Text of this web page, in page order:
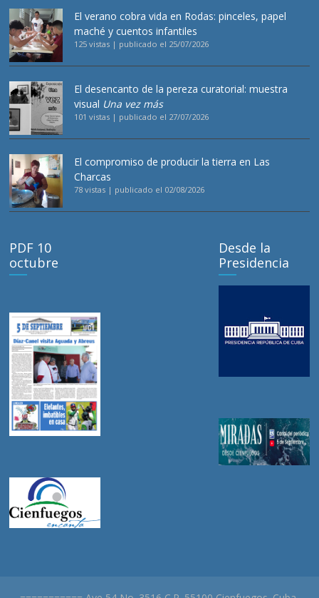
El verano cobra vida en Rodas: pinceles, papel
maché y cuentos infantiles
125 vistas | publicado el 25/07/2026
El desencanto de la pereza curatorial: muestra
visual Una vez más
101 vistas | publicado el 27/07/2026
El compromiso de producir la tierra en Las
Charcas
78 vistas | publicado el 02/08/2026
PDF 10
octubre
Desde la
Presidencia